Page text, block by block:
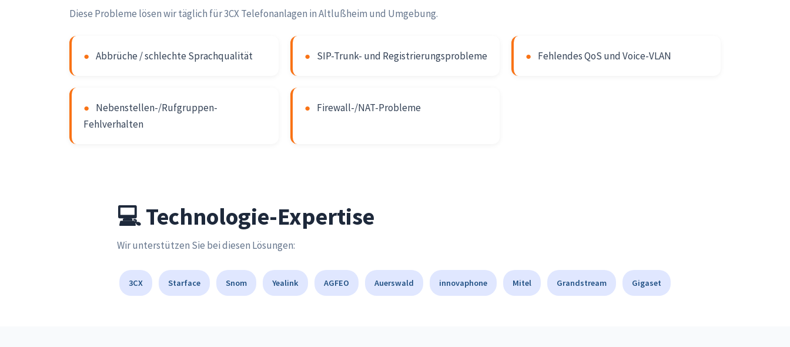
Diese Probleme lösen wir täglich für 3CX Telefonanlagen in Altlußheim und Umgebung.
● Abbrüche / schlechte Sprachqualität ● SIP-Trunk- und Registrierungsprobleme ● Fehlendes QoS und Voice-VLAN
● Nebenstellen-/Rufgruppen-
Fehlverhalten
● Firewall-/NAT-Probleme
💻 Technologie-Expertise
Wir unterstützen Sie bei diesen Lösungen:
3CX Starface Snom Yealink AGFEO Auerswald innovaphone Mitel Grandstream Gigaset